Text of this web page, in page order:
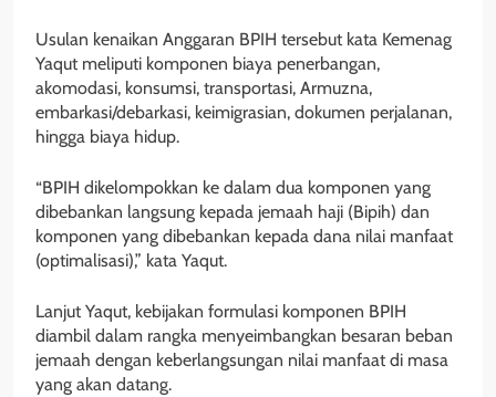
Usulan kenaikan Anggaran BPIH tersebut kata Kemenag
Yaqut meliputi komponen biaya penerbangan,
akomodasi, konsumsi, transportasi, Armuzna,
embarkasi/debarkasi, keimigrasian, dokumen perjalanan,
hingga biaya hidup.
“BPIH dikelompokkan ke dalam dua komponen yang
dibebankan langsung kepada jemaah haji (Bipih) dan
komponen yang dibebankan kepada dana nilai manfaat
(optimalisasi),” kata Yaqut.
Lanjut Yaqut, kebijakan formulasi komponen BPIH
diambil dalam rangka menyeimbangkan besaran beban
jemaah dengan keberlangsungan nilai manfaat di masa
yang akan datang.